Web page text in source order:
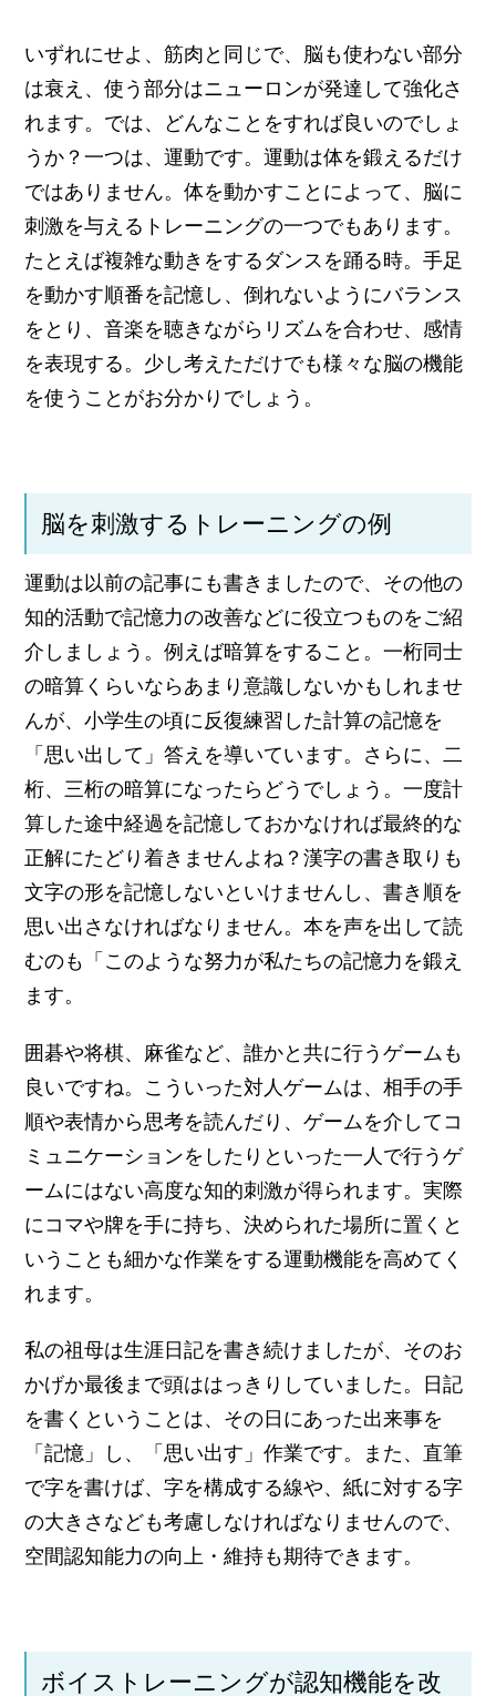
いずれにせよ、筋肉と同じで、脳も使わない部分
は衰え、使う部分はニューロンが発達して強化さ
れます。では、どんなことをすれば良いのでしょ
うか？一つは、運動です。運動は体を鍛えるだけ
ではありません。体を動かすことによって、脳に
刺激を与えるトレーニングの一つでもあります。
たとえば複雑な動きをするダンスを踊る時。手足
を動かす順番を記憶し、倒れないようにバランス
をとり、音楽を聴きながらリズムを合わせ、感情
を表現する。少し考えただけでも様々な脳の機能
を使うことがお分かりでしょう。
脳を刺激するトレーニングの例
運動は以前の記事にも書きましたので、その他の
知的活動で記憶力の改善などに役立つものをご紹
介しましょう。例えば暗算をすること。一桁同士
の暗算くらいならあまり意識しないかもしれませ
んが、小学生の頃に反復練習した計算の記憶を
「思い出して」答えを導いています。さらに、二
桁、三桁の暗算になったらどうでしょう。一度計
算した途中経過を記憶しておかなければ最終的な
正解にたどり着きませんよね？漢字の書き取りも
文字の形を記憶しないといけませんし、書き順を
思い出さなければなりません。本を声を出して読
むのも「このような努力が私たちの記憶力を鍛え
ます。
囲碁や将棋、麻雀など、誰かと共に行うゲームも
良いですね。こういった対人ゲームは、相手の手
順や表情から思考を読んだり、ゲームを介してコ
ミュニケーションをしたりといった一人で行うゲ
ームにはない高度な知的刺激が得られます。実際
にコマや牌を手に持ち、決められた場所に置くと
いうことも細かな作業をする運動機能を高めてく
れます。
私の祖母は生涯日記を書き続けましたが、そのお
かげか最後まで頭ははっきりしていました。日記
を書くということは、その日にあった出来事を
「記憶」し、「思い出す」作業です。また、直筆
で字を書けば、字を構成する線や、紙に対する字
の大きさなども考慮しなければなりませんので、
空間認知能力の向上・維持も期待できます。
ボイストレーニングが認知機能を改